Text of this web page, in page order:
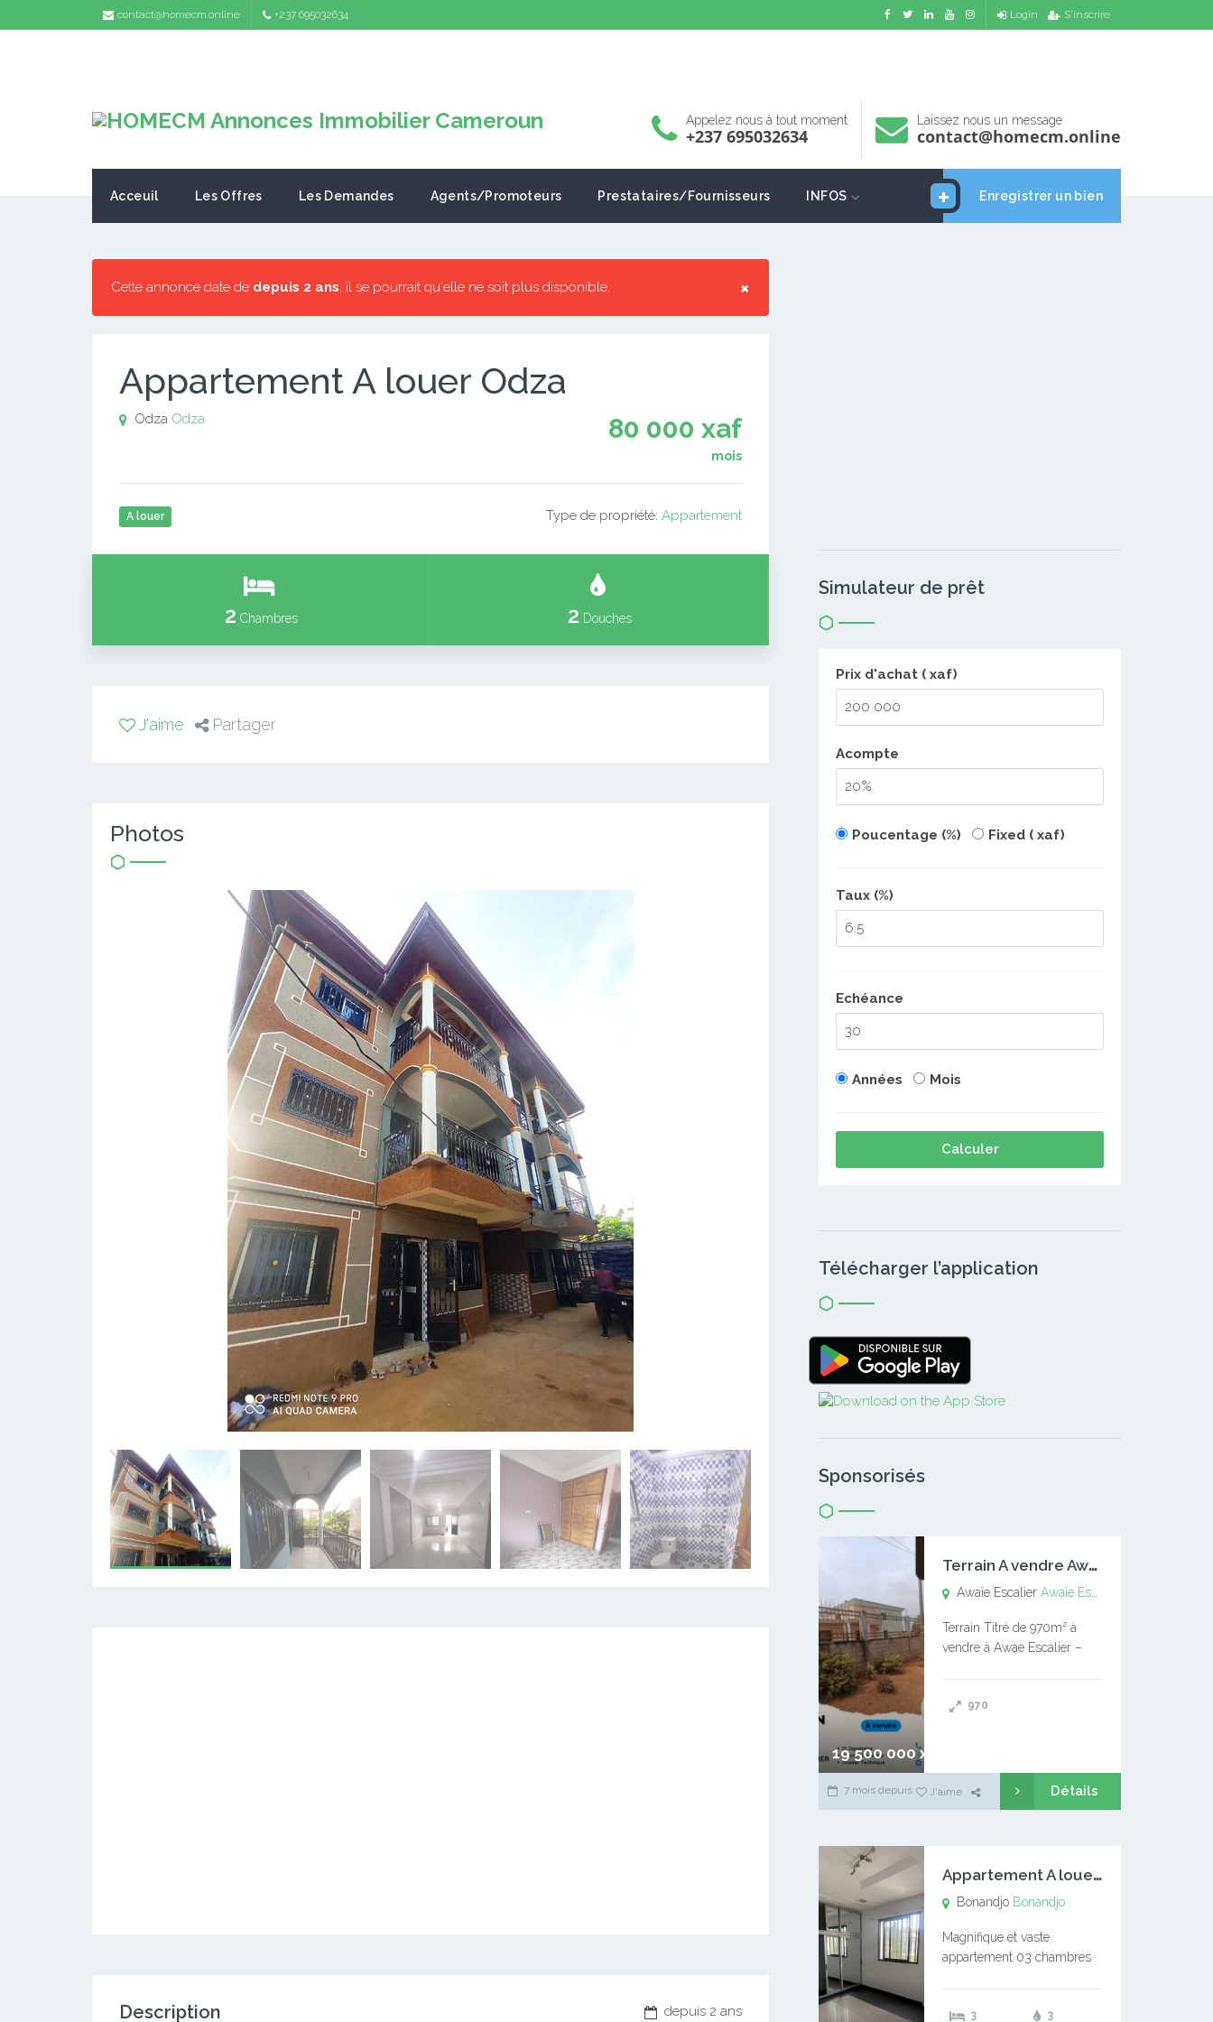
contact@homecm.online +237 695032634 Login S'inscrire
Appelez nous à tout moment
+237 695032634
Laissez nous un message
contact@homecm.online
Enregistrer un bien
Acceuil Les Offres Les Demandes Agents/Promoteurs Prestataires/Fournisseurs INFOS
×
Cette annonce date de depuis 2 ans, il se pourrait qu'elle ne soit plus disponible.
Appartement A louer Odza
80 000 xaf
mois
Odza Odza
A louer Type de propriété: Appartement
2 Chambres 2 Douches
J'aime Partager
Photos
depuis 2 ans
Description
Simulateur de prêt
Prix d'achat ( xaf)
Acompte
Poucentage (%) Fixed ( xaf)
Taux (%)
Echéance
Années Mois
Calculer
Télécharger l’application
Sponsorisés
19 500 000 xaf
T
errain A vendre Awaïe Escalier
Awaïe EscalierAwaïe Escalier
Terrain Titré de 970m² à
vendre à Awae Escalier –
l’Université Catholique –
970
7 mois depuis J'aime Détails
A
ppartement A louer Bonandjo
Bonandjo Bonandjo
Magnifique et vaste
appartement 03 chambres
douches 01 vaste salon 01
3
3